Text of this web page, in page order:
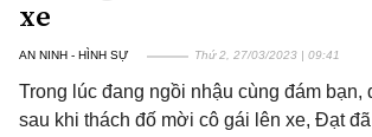
xe
AN NINH - HÌNH SỰ Thứ 2, 27/03/2023 | 09:41
Trong lúc đang ngồi nhậu cùng đám bạn,
sau khi thách đố mời cô gái lên xe, Đạt